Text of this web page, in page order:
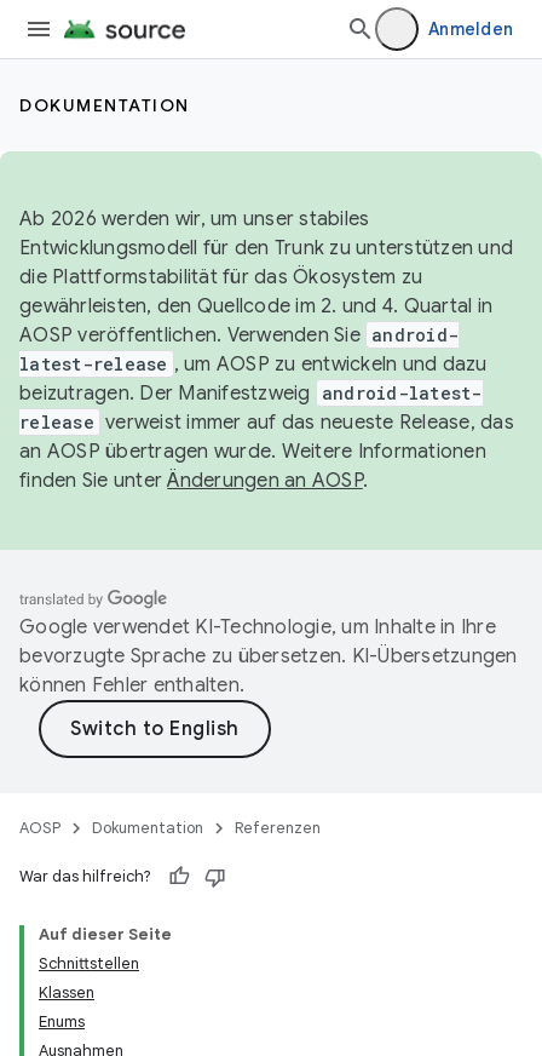
Anmelden
DOKUMENTATION
Ab 2026 werden wir, um unser stabiles
Entwicklungsmodell für den Trunk zu unterstützen und
die Plattformstabilität für das Ökosystem zu
gewährleisten, den Quellcode im 2. und 4. Quartal in
AOSP veröffentlichen. Verwenden Sie android-
latest-release , um AOSP zu entwickeln und dazu
beizutragen. Der Manifestzweig
android-latest-
release verweist immer auf das neueste Release, das
an AOSP übertragen wurde. Weitere Informationen
finden Sie unterÄnderungen an AOSP.
Google verwendet KI-Technologie, um Inhalte in Ihre
bevorzugte Sprache zu übersetzen. KI-Übersetzungen
können Fehler enthalten.
AOSP Dokumentation Referenzen
War das hilfreich?
Auf dieser Seite
Schnittstellen
Klassen
Enums
Ausnahmen